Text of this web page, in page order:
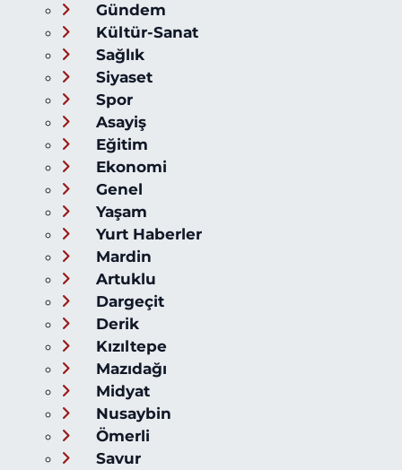
Gündem
Kültür-Sanat
Sağlık
Siyaset
Spor
Asayiş
Eğitim
Ekonomi
Genel
Yaşam
Yurt Haberler
Mardin
Artuklu
Dargeçit
Derik
Kızıltepe
Mazıdağı
Midyat
Nusaybin
Ömerli
Savur